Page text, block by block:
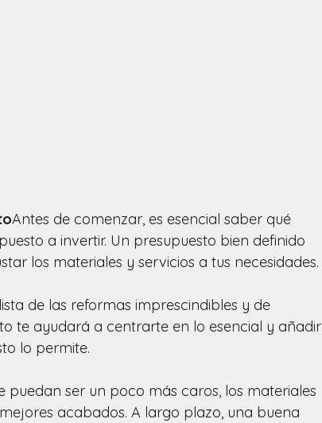
Antes de comenzar, es esencial saber qué
a invertir. Un presupuesto bien definido
los materiales y servicios a tus necesidades.
de las reformas imprescindibles y de
te ayudará a centrarte en lo esencial y añadir
lo permite.
puedan ser un poco más caros, los materiales
acabados. A largo plazo, una buena